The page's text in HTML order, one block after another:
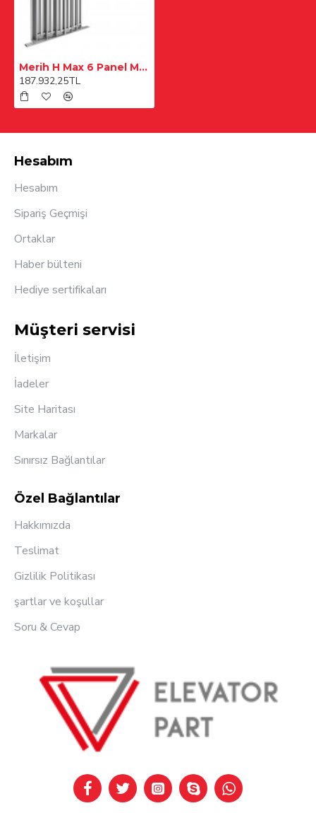
Merih H Max 6 Panel Merkezi 2900 mm Ral Boyalı Kat Kapısı
187.932,25TL
Hesabım
Hesabım
Sipariş Geçmişi
Ortaklar
Haber bülteni
Hediye sertifikaları
Müşteri servisi
İletişim
İadeler
Site Haritası
Markalar
Sınırsız Bağlantılar
Özel Bağlantılar
Hakkımızda
Teslimat
Gizlilik Politikası
şartlar ve koşullar
Soru & Cevap